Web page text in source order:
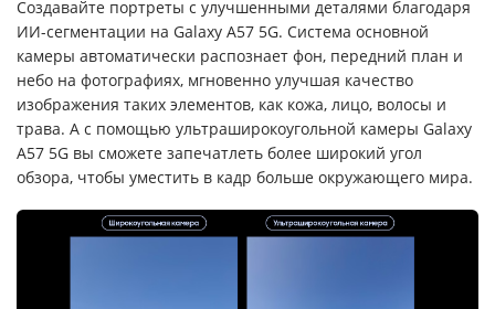
Создавайте портреты с улучшенными деталями благодаря
ИИ-сегментации на Galaxy A57 5G. Система основной
камеры автоматически распознает фон, передний план и
небо на фотографиях, мгновенно улучшая качество
изображения таких элементов, как кожа, лицо, волосы и
трава. А с помощью ультраширокоугольной камеры Galaxy
A57 5G вы сможете запечатлеть более широкий угол
обзора, чтобы уместить в кадр больше окружающего мира.